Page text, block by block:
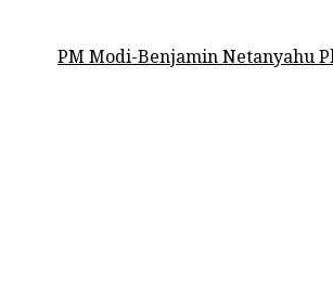
PM Modi-Benjamin Netanyahu Phone Call: